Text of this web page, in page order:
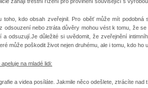
toho, kdo obsah zveřejnil. Pro oběť může mít
odsouzení nebo ztráta důvěry mohou vést k tomu, že
a odsuzují.Je důležité si uvědomit, že zveřejnění
může poškodit život nejen druhému, ale i tomu, kdo ho
na mladé lidi:
a videa posíláte. Jakmile něco odešlete, ztrácíte nad